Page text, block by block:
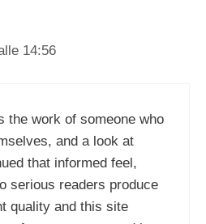
14:56
the work of someone who
and a look at
that informed feel,
serious readers produce
quality and this site